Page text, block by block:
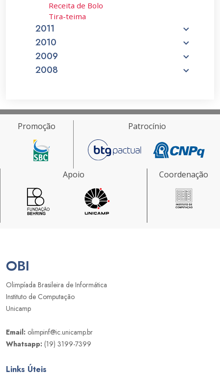
Receita de Bolo
Tira-teima
2011
2010
2009
2008
Promoção Patrocínio
Apoio Coordenação
OBI
Olimpíada Brasileira de Informática
Instituto de Computação
Unicamp
Email: olimpinf@ic.unicamp.br
Whatsapp: (19) 3199-7399
Links Úteis